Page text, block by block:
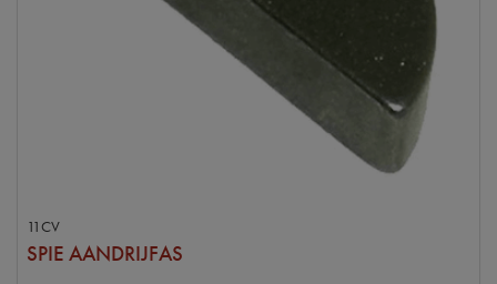
11CV
SPIE AANDRIJFAS